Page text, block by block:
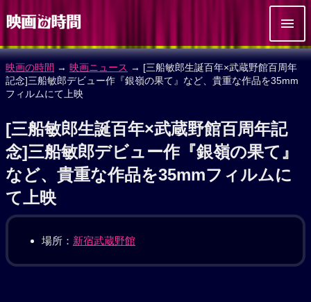
映画の時間 → 映画ニュース → [三船敏郎生誕百年×武蔵野館百周年
記念]三船敏郎デビュー作『銀嶺の果て』など、貴重な作品を35mm
フィルムにて上映
[三船敏郎生誕百年×武蔵野館百周年記
念]三船敏郎デビュー作『銀嶺の果て』
など、貴重な作品を35mmフィルムに
て上映
場所： 新宿武蔵野館